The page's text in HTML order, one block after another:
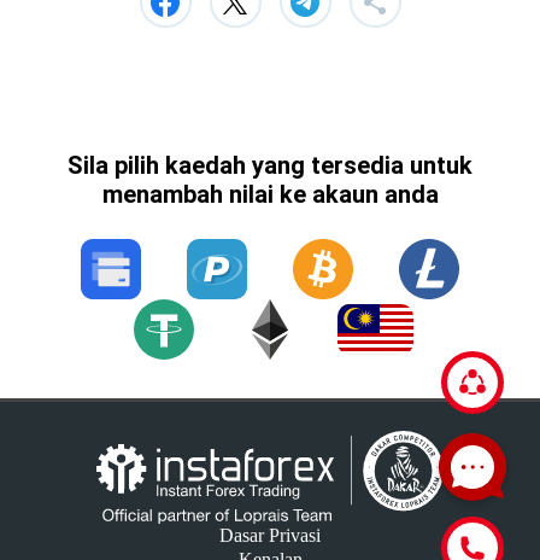
Sila pilih kaedah yang tersedia untuk
menambah nilai ke akaun anda
Dasar Privasi